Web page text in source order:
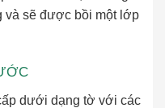
và sẽ được bồi một lớp
dưới dạng tờ với các